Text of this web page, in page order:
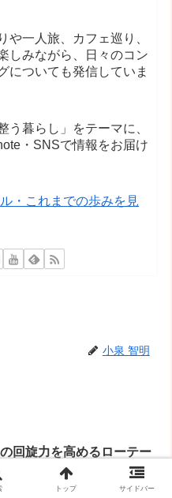
や一人旅、カフェ巡り、
しみながら、日々のコン
についても発信していま
う暮らし」をテーマに、
・SNSで情報をお届け
・これまでの歩みを見
小泉 智明
回旋力を高めるローテー
ルスクワットとは？
ショナルスクワットはゴルフの
トップ サイドバー